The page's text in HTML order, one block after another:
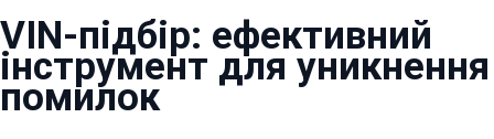
VIN-підбір: ефективний
інструмент для уникнення
помилок